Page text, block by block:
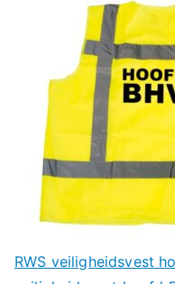
RWS veiligheidsvest